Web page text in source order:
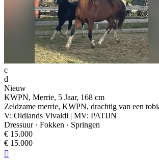
c
d
Nieuw
KWPN, Merrie, 5 Jaar, 168 cm
Zeldzame merrie, KWPN, drachtig van een
V: Oldlands Vivaldi | MV: PATIJN
Dressuur · Fokken · Springen
€ 15.000
€ 15.000
